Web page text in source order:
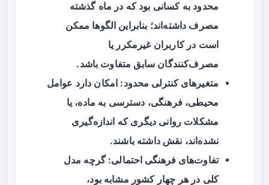
محدود به کسانی بود که در ماه گذشته
مصرف داشته‌اند؛ بنابراین الگوها ممکن
است در کاربران غیرمکرر یا
مصرف‌کنندگان سابق متفاوت باشد.
متغیرهای کنترلی محدود: امکان دارد عوامل
محیطی، فرهنگی، دسترسی به ماده، یا
مشکلات روانی دیگری که اندازه‌گیری
نشده‌اند، نقش داشته باشند.
تفاوت‌های فرهنگی احتمالی: گرچه مدل
کلی در هر چهار کشور مشابه بود،